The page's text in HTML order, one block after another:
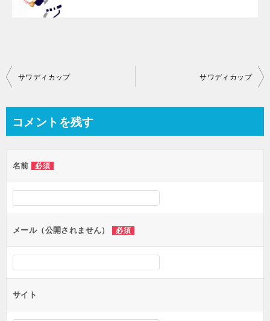
投
ビ
ー
シ
ョ
ン
サワディカップ サワディカップ
コメントを残す
名前 必須
メール（公開されません） 必須
サイト